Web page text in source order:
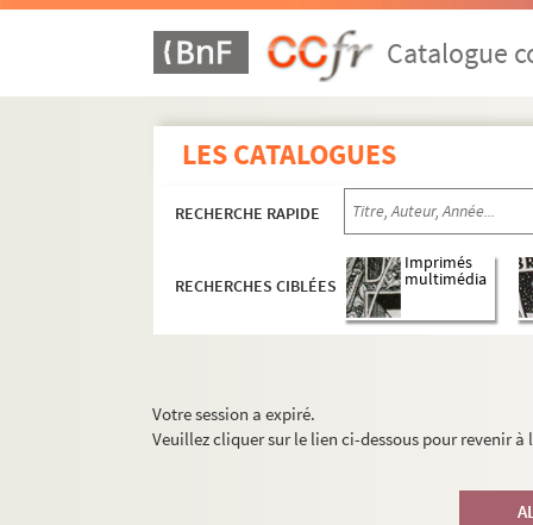
Catalogue
LES CATALOGUES
RECHERCHE RAPIDE
RECHERCHES CIBLÉES
Imprimés
multimédia
Votre session a expiré.
Veuillez cliquer sur le lien ci-dessous pour revenir